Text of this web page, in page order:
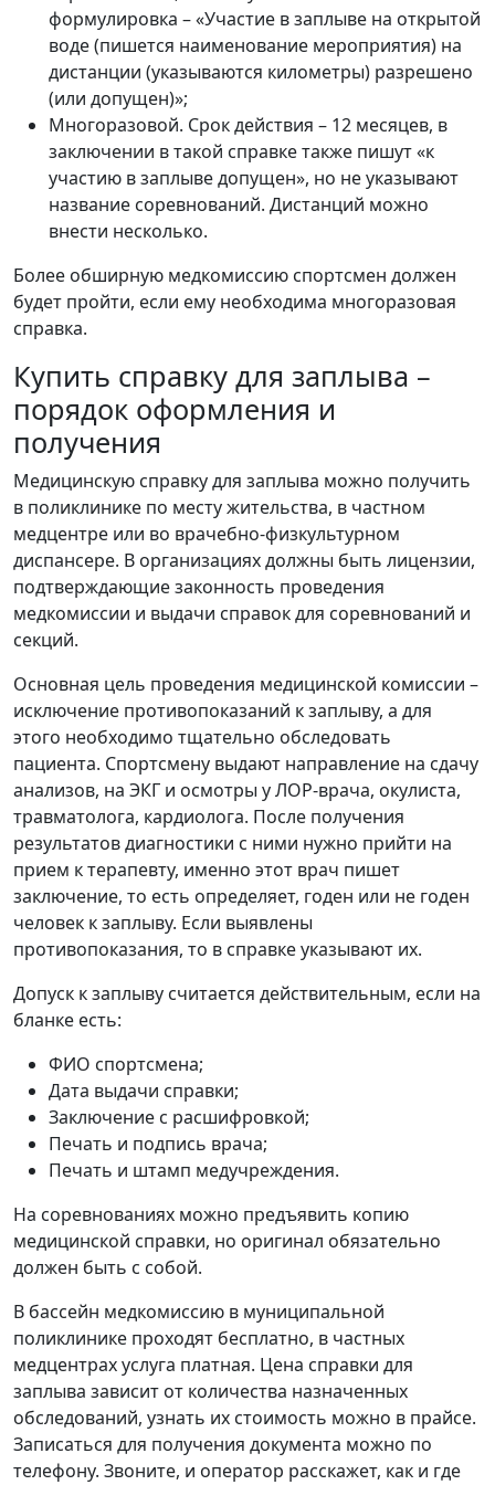
формулировка – «Участие в заплыве на открытой
воде (пишется наименование мероприятия) на
дистанции (указываются километры) разрешено
(или допущен)»;
Многоразовой. Срок действия – 12 месяцев, в
заключении в такой справке также пишут «к
участию в заплыве допущен», но не указывают
название соревнований. Дистанций можно
внести несколько.
Более обширную медкомиссию спортсмен должен
будет пройти, если ему необходима многоразовая
справка.
Купить справку для заплыва –
порядок оформления и
получения
Медицинскую справку для заплыва можно получить
в поликлинике по месту жительства, в частном
медцентре или во врачебно-физкультурном
диспансере. В организациях должны быть лицензии,
подтверждающие законность проведения
медкомиссии и выдачи справок для соревнований и
секций.
Основная цель проведения медицинской комиссии –
исключение противопоказаний к заплыву, а для
этого необходимо тщательно обследовать
пациента. Спортсмену выдают направление на сдачу
анализов, на ЭКГ и осмотры у ЛОР-врача, окулиста,
травматолога, кардиолога. После получения
результатов диагностики с ними нужно прийти на
прием к терапевту, именно этот врач пишет
заключение, то есть определяет, годен или не годен
человек к заплыву. Если выявлены
противопоказания, то в справке указывают их.
Допуск к заплыву считается действительным, если на
бланке есть:
ФИО спортсмена;
Дата выдачи справки;
Заключение с расшифровкой;
Печать и подпись врача;
Печать и штамп медучреждения.
На соревнованиях можно предъявить копию
медицинской справки, но оригинал обязательно
должен быть с собой.
В бассейн медкомиссию в муниципальной
поликлинике проходят бесплатно, в частных
медцентрах услуга платная. Цена справки для
заплыва зависит от количества назначенных
обследований, узнать их стоимость можно в прайсе.
Записаться для получения документа можно по
телефону. Звоните, и оператор расскажет, как и где